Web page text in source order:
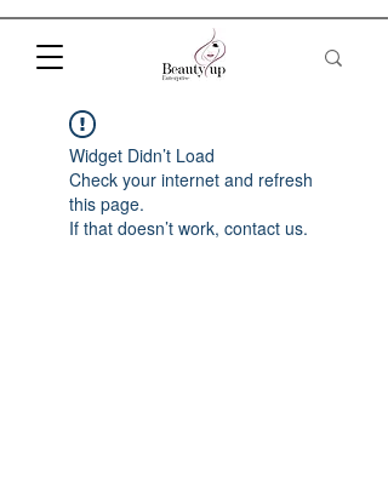
Widget Didn’t Load
Check your internet and refresh
this page.
If that doesn’t work, contact us.